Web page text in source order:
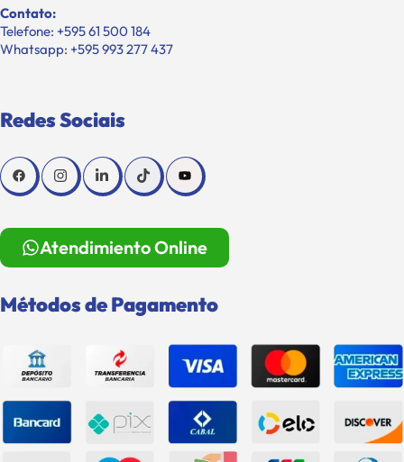
Contato:
Telefone: +595 61 500 184
Whatsapp: +595 993 277 437
Redes Sociais
Atendimiento Online
Métodos de Pagamento